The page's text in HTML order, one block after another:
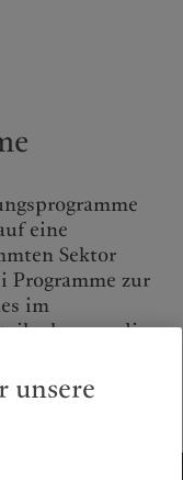
|中国离岸
SAR|香港特別行政區
行政区
|新加坡
und Familien
und
Anleger
eine
Sektor
Programme zur
im
die
eine
werden.
unsere